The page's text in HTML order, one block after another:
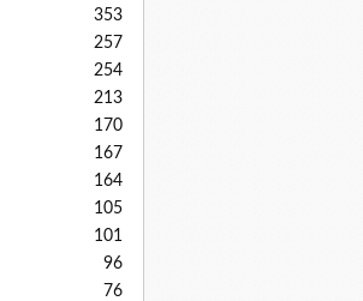
353
257
254
213
170
167
164
105
101
96
76